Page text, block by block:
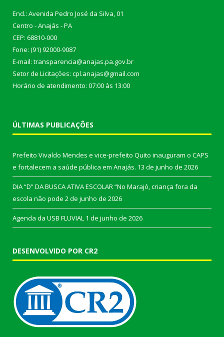
End.: Avenida Pedro José da Silva, 01
Centro - Anajás - PA
CEP: 68810-000
Fone: (91) 92000-9087
E-mail: transparencia@anajas.pa.gov.br
Setor de Licitações: cpl.anajas@gmail.com
Horário de atendimento: 07:00 às 13:00
ÚLTIMAS PUBLICAÇÕES
Prefeito Vivaldo Mendes e vice-prefeito Quito inauguram o CAPS
e fortalecem a saúde pública em Anajás. 13 de junho de 2026
DIA “D” DA BUSCA ATIVA ESCOLAR “No Marajó, criança fora da
escola não pode 2 de junho de 2026
Agenda da USB FLUVIAL 1 de junho de 2026
DESENVOLVIDO POR CR2